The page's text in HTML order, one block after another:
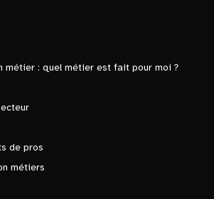
métier : quel métier est fait pour moi ?
de pros
métiers